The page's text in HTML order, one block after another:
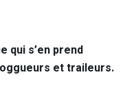
qui s’en prend
et traileurs.